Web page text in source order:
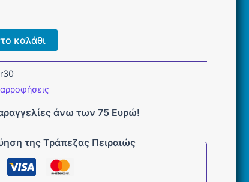
καλάθι
άνω των 75 Ευρώ!
της Τράπεζας Πειραιώς